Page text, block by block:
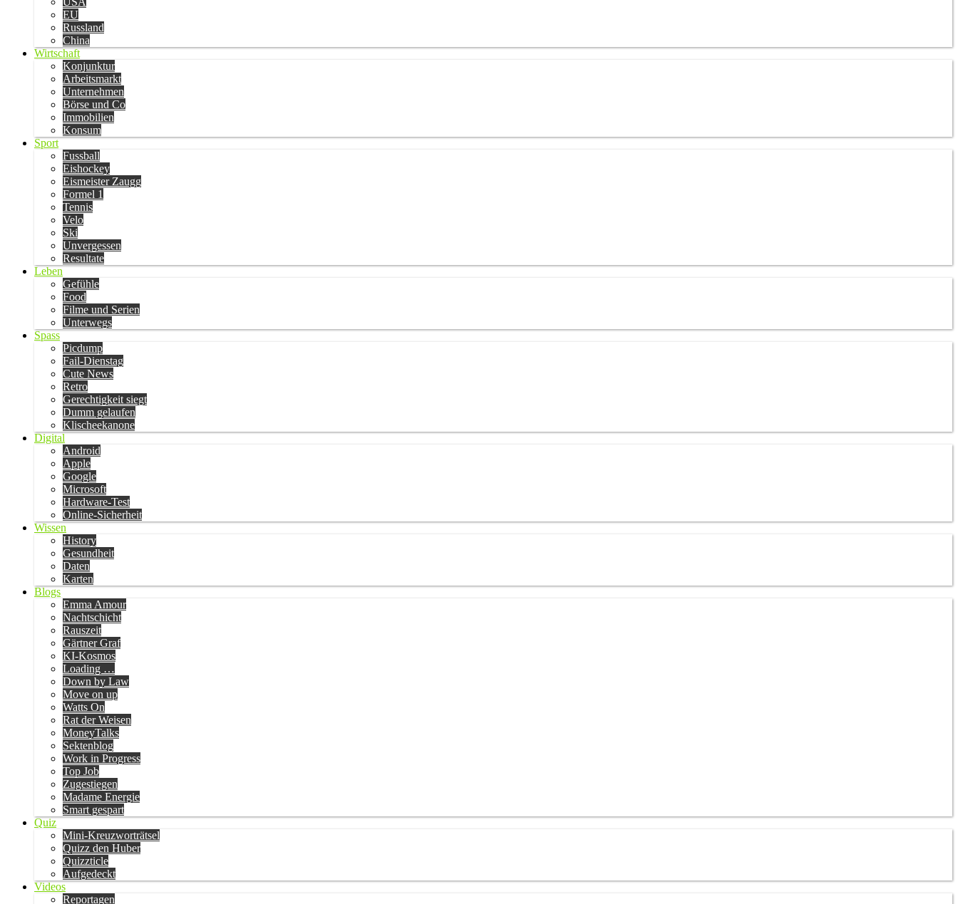
EU
Russland
China
Wirtschaft
Konjunktur
Arbeitsmarkt
Unternehmen
Börse und Co
Immobilien
Konsum
Sport
Fussball
Eishockey
Eismeister Zaugg
Formel 1
Tennis
Velo
Ski
Unvergessen
Resultate
Leben
Gefühle
Food
Filme und Serien
Unterwegs
Spass
Picdump
Fail-Dienstag
Cute News
Retro
Gerechtigkeit siegt
Dumm gelaufen
Klischeekanone
Digital
Android
Apple
Google
Microsoft
Hardware-Test
Online-Sicherheit
Wissen
History
Gesundheit
Daten
Karten
Blogs
Emma Amour
Nachtschicht
Rauszeit
Gärtner Graf
KI-Kosmos
Loading …
Down by Law
Move on up
Watts On
Rat der Weisen
MoneyTalks
Sektenblog
Work in Progress
Top Job
Zugestiegen
Madame Energie
Smart gespart
Quiz
Mini-Kreuzworträtsel
Quizz den Huber
Quizzticle
Aufgedeckt
Videos
Reportagen